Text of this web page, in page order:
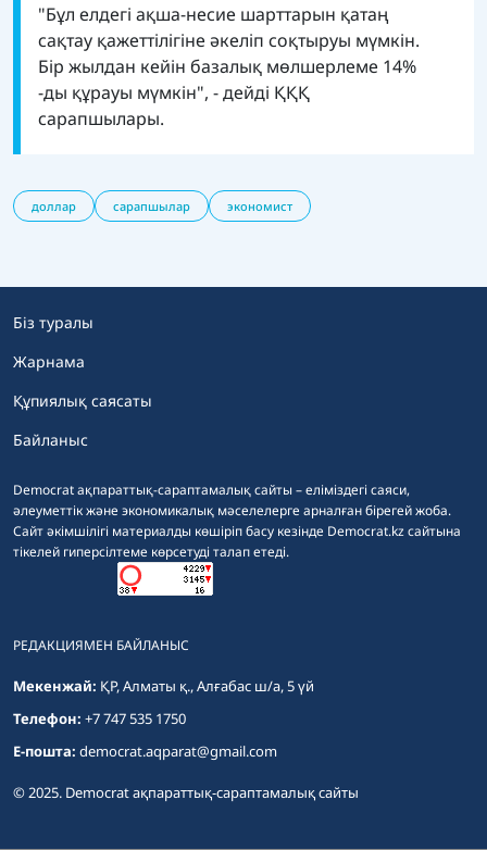
"Бұл елдегі ақша-несие шарттарын қатаң
сақтау қажеттілігіне әкеліп соқтыруы мүмкін.
Бір жылдан кейін базалық мөлшерлеме 14%
-ды құрауы мүмкін", - дейді ҚҚҚ
сарапшылары.
доллар сарапшылар экономист
Democrat ақпараттық-сараптамалық сайты – еліміздегі саяси,
әлеуметтік және экономикалық мәселелерге арналған бірегей жоба.
Сайт әкімшілігі материалды көшіріп басу кезінде Democrat.kz сайтына
тікелей гиперсілтеме көрсетуді талап етеді.
Біз туралы
Жарнама
Құпиялық саясаты
Байланыс
РЕДАКЦИЯМЕН БАЙЛАНЫС
Мекенжай: ҚР, Алматы қ., Алғабас ш/а, 5 үй
Телефон: +7 747 535 1750
E-пошта: democrat.aqparat@gmail.com
© 2025. Democrat ақпараттық-сараптамалық сайты